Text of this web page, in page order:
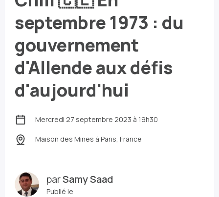
septembre 1973 : du
gouvernement
d'Allende aux défis
d'aujourd'hui
Mercredi 27 septembre 2023 à 19h30
Maison des Mines à Paris, France
parSamy Saad
Publié le